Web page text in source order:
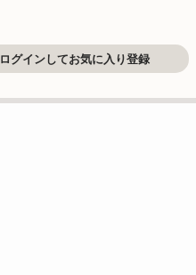
ログインしてお気に入り登録